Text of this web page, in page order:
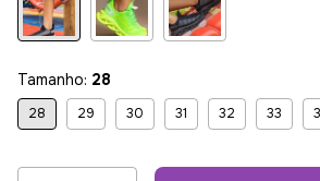
Tamanho: 28
28 29 30 31 32 33